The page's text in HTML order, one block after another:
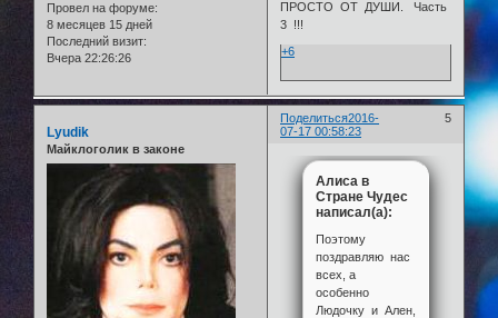
Провел на форуме:
8 месяцев 15 дней
Последний визит:
Вчера 22:26:26
+6
Поделиться 5
2016-
07-17 00:58:23
Lyudik
Майклоголик в законе
Алиса в
Стране Чудес
написал(а):
Поэтому
поздравляю нас
всех, а
особенно
Людочку и Ален,